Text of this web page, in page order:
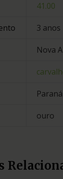
41.00
3 anos
Nova
Paraná
ouro